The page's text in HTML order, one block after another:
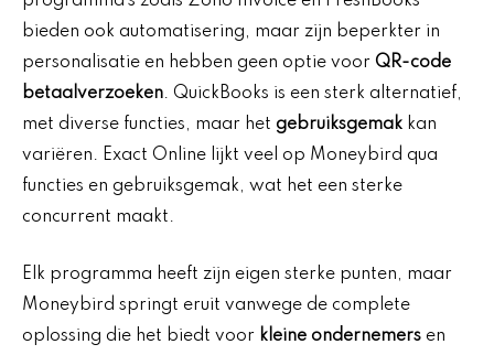
bieden ook automatisering, maar zijn beperkter in
personalisatie en hebben geen optie voor QR-code
betaalverzoeken. QuickBooks is een sterk alternatief,
met diverse functies, maar het gebruiksgemak kan
variëren. Exact Online lijkt veel op Moneybird qua
functies en gebruiksgemak, wat het een sterke
concurrent maakt.
Elk programma heeft zijn eigen sterke punten, maar
Moneybird springt eruit vanwege de complete
oplossing die het biedt voor kleine ondernemers en